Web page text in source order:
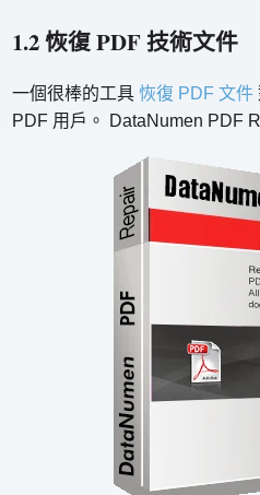
1.2 恢復 PDF 技術文件
一個很棒的工具恢復 PDF 文件
PDF 用戶。 DataNumen PDF